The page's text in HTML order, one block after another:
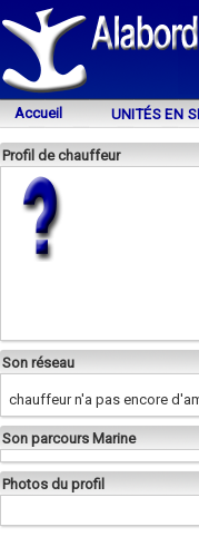
Accueil UNITÉS EN
Profil de chauffeur
Son réseau
chauffeur n'a pas encore
Son parcours Marine
Photos du profil